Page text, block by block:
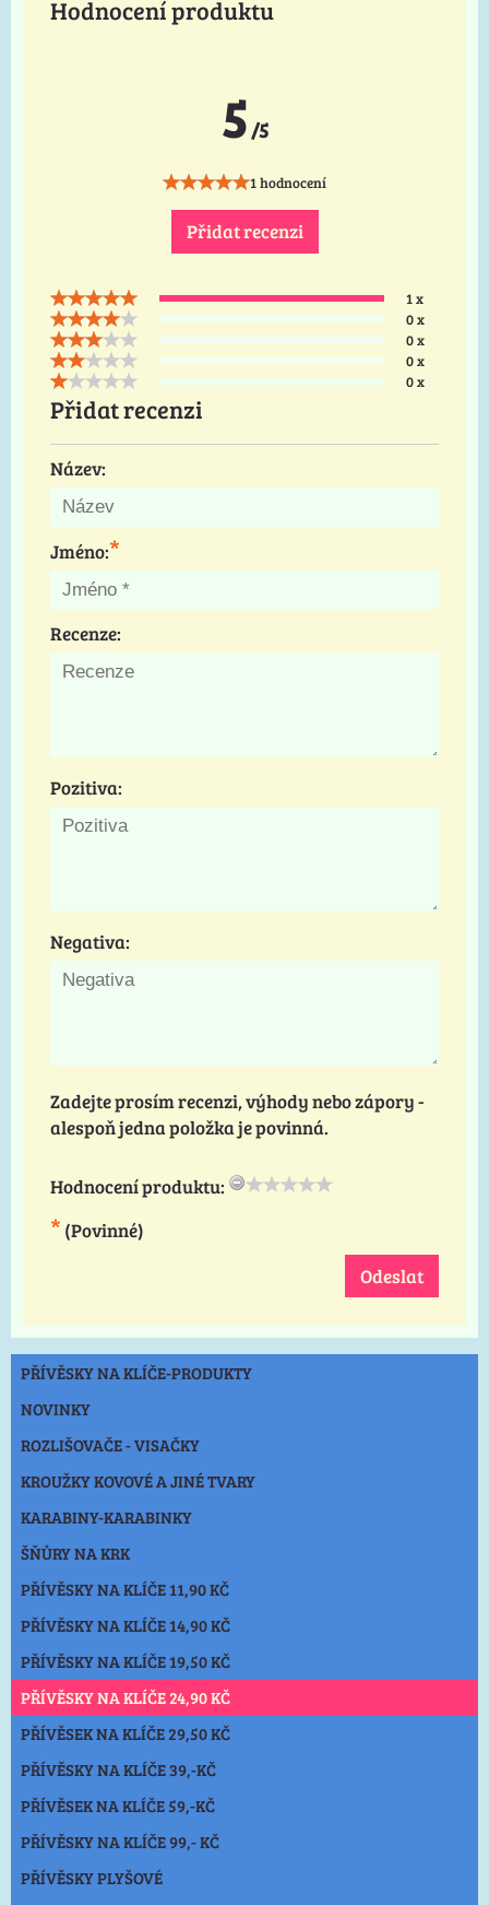
Hodnocení produktu
5/5
1 hodnocení
Přidat recenzi
1 x
0 x
0 x
0 x
0 x
Přidat recenzi
Název:
Jméno:*
Recenze:
Pozitiva:
Negativa:
Zadejte prosím recenzi, výhody nebo zápory -
alespoň jedna položka je povinná.
Hodnocení produktu:
* (Povinné)
Odeslat
PŘÍVĚSKY NA KLÍČE-PRODUKTY
NOVINKY
ROZLIŠOVAČE - VISAČKY
KROUŽKY KOVOVÉ A JINÉ TVARY
KARABINY-KARABINKY
ŠŇŮRY NA KRK
PŘÍVĚSKY NA KLÍČE 11,90 KČ
PŘÍVĚSKY NA KLÍČE 14,90 KČ
PŘÍVĚSKY NA KLÍČE 19,50 KČ
PŘÍVĚSKY NA KLÍČE 24,90 KČ
PŘÍVĚSEK NA KLÍČE 29,50 KČ
PŘÍVĚSKY NA KLÍČE 39,-KČ
PŘÍVĚSEK NA KLÍČE 59,-KČ
PŘÍVĚSKY NA KLÍČE 99,- KČ
PŘÍVĚSKY PLYŠOVÉ